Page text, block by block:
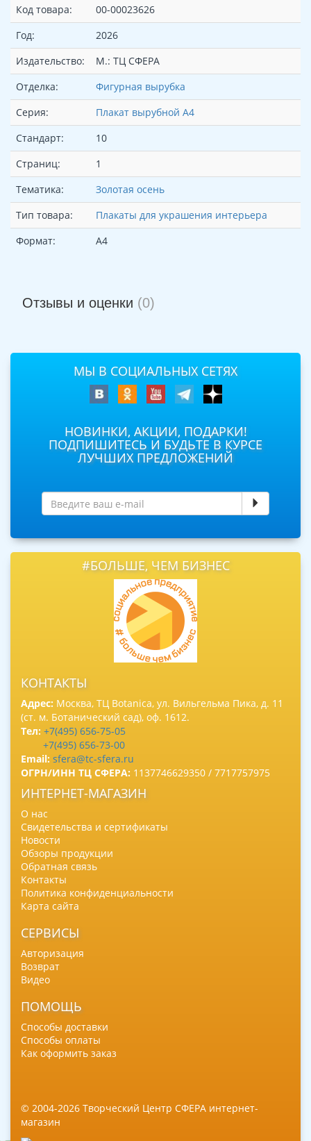
Код товара:
00-00023626
Год:
2026
Издательство:
М.: ТЦ СФЕРА
Отделка:
Фигурная вырубка
Серия:
Плакат вырубной А4
Стандарт:
10
Страниц:
1
Тематика:
Золотая осень
Тип товара:
Плакаты для украшения интерьера
Формат:
А4
Отзывы и оценки (0)
МЫ В СОЦИАЛЬНЫХ СЕТЯХ
НОВИНКИ, АКЦИИ, ПОДАРКИ!
ПОДПИШИТЕСЬ И БУДЬТЕ В КУРСЕ
ЛУЧШИХ ПРЕДЛОЖЕНИЙ
#БОЛЬШЕ, ЧЕМ БИЗНЕС
КОНТАКТЫ
Адрес: Москва, ТЦ Botanica, ул. Вильгельма Пика, д. 11
(ст. м. Ботанический сад), оф. 1612.
Тел: +7(495) 656-75-05
+7(495) 656-73-00
Email: sfera@tc-sfera.ru
ОГРН/ИНН ТЦ СФЕРА: 1137746629350 / 7717757975
ИНТЕРНЕТ-МАГАЗИН
О нас
Свидетельства и сертификаты
Новости
Обзоры продукции
Обратная связь
Контакты
Политика конфиденциальности
Карта сайта
СЕРВИСЫ
Авторизация
Возврат
Видео
ПОМОЩЬ
Способы доставки
Способы оплаты
Как оформить заказ
© 2004-2026 Творческий Центр СФЕРА интернет-
магазин